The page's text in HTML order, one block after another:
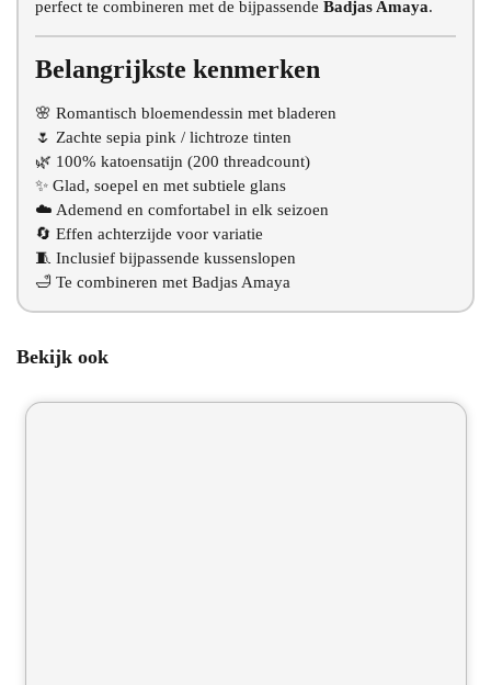
perfect te combineren met de bijpassende Badjas Amaya.
Belangrijkste kenmerken
🌸 Romantisch bloemendessin met bladeren
🌷 Zachte sepia pink / lichtroze tinten
🌿 100% katoensatijn (200 threadcount)
✨ Glad, soepel en met subtiele glans
☁️ Ademend en comfortabel in elk seizoen
🔄 Effen achterzijde voor variatie
🧵 Inclusief bijpassende kussenslopen
🛁 Te combineren met Badjas Amaya
Bekijk ook